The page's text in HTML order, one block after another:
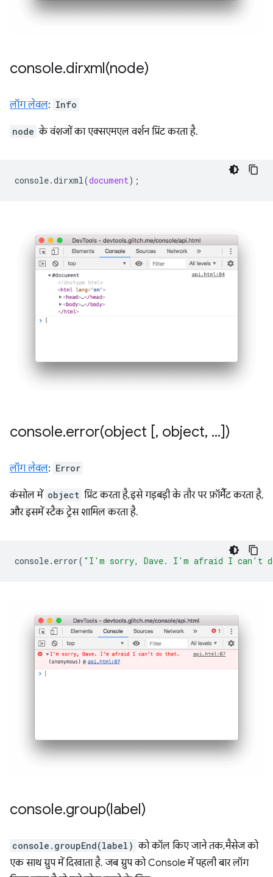
console.dirxml(node)
लॉग लेवल: Info
node के वंशजों का एक्सएमएल वर्शन प्रिंट करता है.
console.dirxml(document);
console.error(object [, object, ...])
लॉग लेवल: Error
कंसोल में object प्रिंट करता है, इसे गड़बड़ी के तौर पर फ़ॉर्मैट करता है,
और इसमें स्टैक ट्रेस शामिल करता है.
console. error( "I'm sorry, Dave. I'm afraid I can't
console.group(label)
console.groupEnd(label) को कॉल किए जाने तक, मैसेज को
एक साथ ग्रुप में दिखाता है. जब ग्रुप को Console में पहली बार लॉग